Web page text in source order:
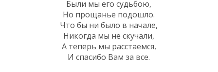
Были мы его судьбою,
Но прощанье подошло.
Что бы ни было в начале,
Никогда мы не скучали,
А теперь мы расстаемся,
И спасибо Вам за все.